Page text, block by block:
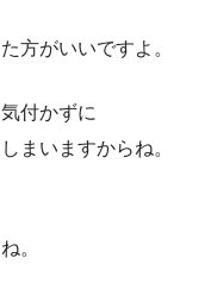
方がいいですよ。
付かずに
まいますからね。
。